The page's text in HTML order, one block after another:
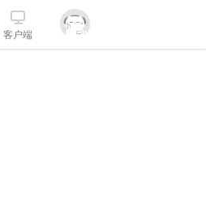
客户端